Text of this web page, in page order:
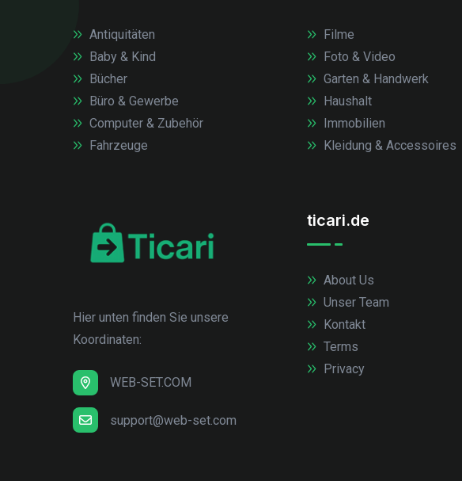
Antiquitäten
Baby & Kind
Bücher
Büro & Gewerbe
Computer & Zubehör
Fahrzeuge
Filme
Foto & Video
Garten & Handwerk
Haushalt
Immobilien
Kleidung & Accessoires
Hier unten finden Sie unsere
Koordinaten:
WEB-SET.COM
support@web-set.com
ticari.de
About Us
Unser Team
Kontakt
Terms
Privacy